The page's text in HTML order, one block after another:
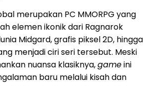
merupakan PC MMORPG yang
elemen ikonik dari Ragnarok
Midgard, grafis piksel 2D, hingga
menjadi ciri seri tersebut. Meski
nuansa klasiknya,gameini
baru melalui kisah dan